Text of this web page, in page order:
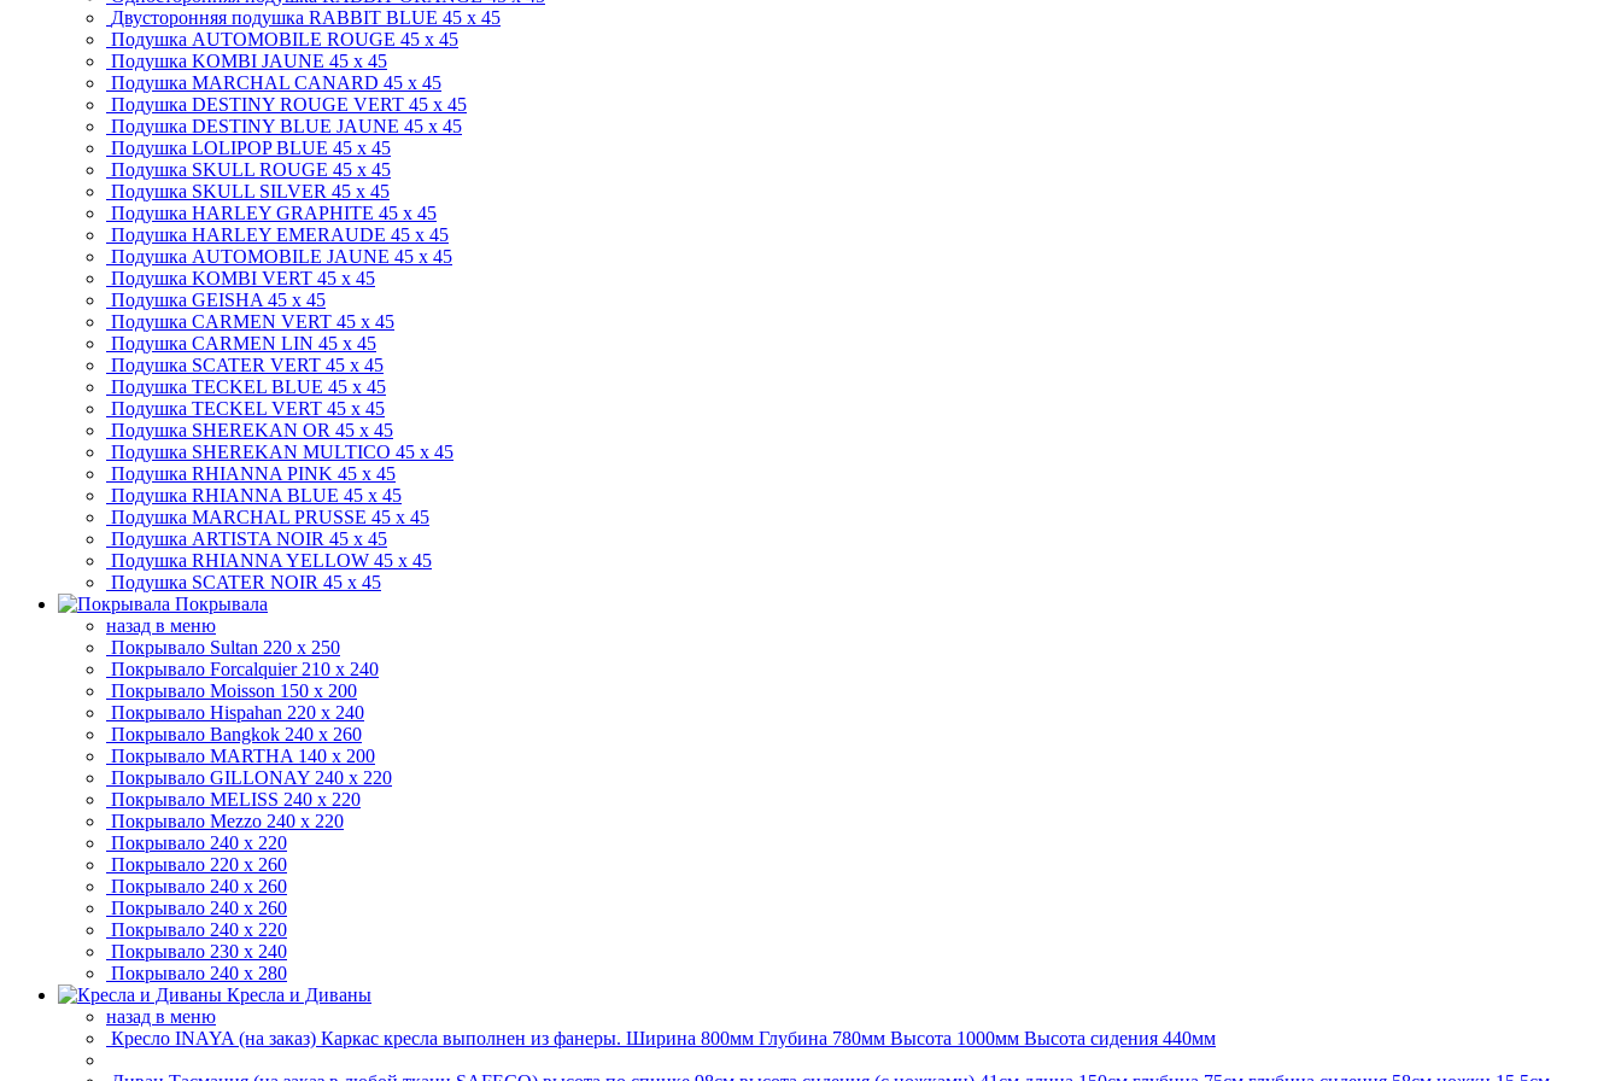
Двусторонняя подушка RABBIT BLUE 45 x 45
Подушка AUTOMOBILE ROUGE 45 x 45
Подушка KOMBI JAUNE 45 x 45
Подушка MARCHAL CANARD 45 x 45
Подушка DESTINY ROUGE VERT 45 x 45
Подушка DESTINY BLUE JAUNE 45 x 45
Подушка LOLIPOP BLUE 45 x 45
Подушка SKULL ROUGE 45 x 45
Подушка SKULL SILVER 45 x 45
Подушка HARLEY GRAPHITE 45 x 45
Подушка HARLEY EMERAUDE 45 x 45
Подушка AUTOMOBILE JAUNE 45 x 45
Подушка KOMBI VERT 45 x 45
Подушка GEISHA 45 x 45
Подушка CARMEN VERT 45 x 45
Подушка CARMEN LIN 45 x 45
Подушка SCATER VERT 45 x 45
Подушка TECKEL BLUE 45 x 45
Подушка TECKEL VERT 45 x 45
Подушка SHEREKAN OR 45 x 45
Подушка SHEREKAN MULTICO 45 x 45
Подушка RHIANNA PINK 45 x 45
Подушка RHIANNA BLUE 45 x 45
Подушка MARCHAL PRUSSE 45 x 45
Подушка ARTISTA NOIR 45 x 45
Подушка RHIANNA YELLOW 45 x 45
Подушка SCATER NOIR 45 x 45
Покрывала
назад в меню
Покрывало Sultan 220 x 250
Покрывало Forcalquier 210 x 240
Покрывало Moisson 150 x 200
Покрывало Hispahan 220 x 240
Покрывало Bangkok 240 x 260
Покрывало MARTHA 140 x 200
Покрывало GILLONAY 240 x 220
Покрывало MELISS 240 x 220
Покрывало Mezzo 240 x 220
Покрывало 240 x 220
Покрывало 220 x 260
Покрывало 240 x 260
Покрывало 240 x 260
Покрывало 240 x 220
Покрывало 230 x 240
Покрывало 240 x 280
Кресла и Диваны
назад в меню
Кресло INAYA (на заказ) Каркас кресла выполнен из фанеры. Ширина 800мм Глубина 780мм Высота 1000мм Высота сидения 440мм